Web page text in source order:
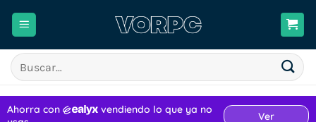
Buscar
por: